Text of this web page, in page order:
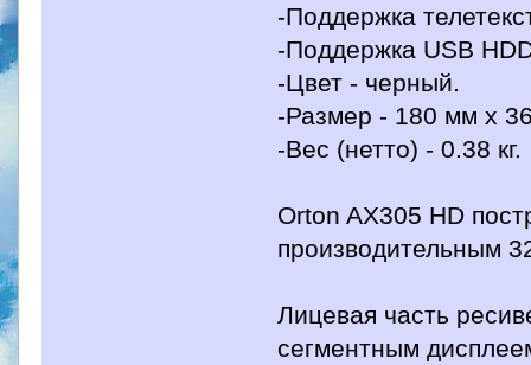
-Поддержка
-Поддержка USB
-Цвет - черный.
-Размер - 180 мм х
-Вес (нетто) - 0.38 кг.
Orton AX305 HD
производительным
Лицевая часть
сегментным